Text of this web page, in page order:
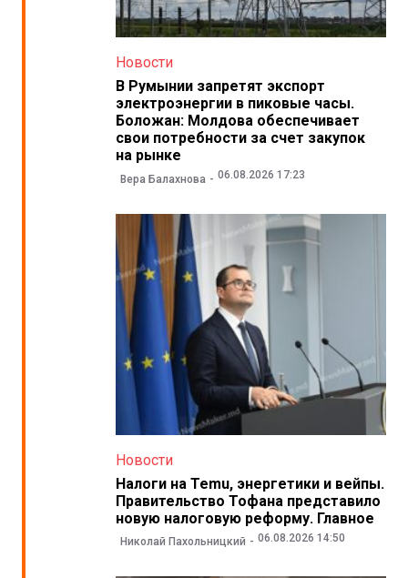
Новости
В Румынии запретят экспорт
электроэнергии в пиковые часы.
Боложан: Молдова обеспечивает
свои потребности за счет закупок
на рынке
Вера Балахнова 06.08.2026 17:23
Новости
Налоги на Temu, энергетики и вейпы.
Правительство Тофана представило
новую налоговую реформу. Главное
Николай Пахольницкий 06.08.2026 14:50